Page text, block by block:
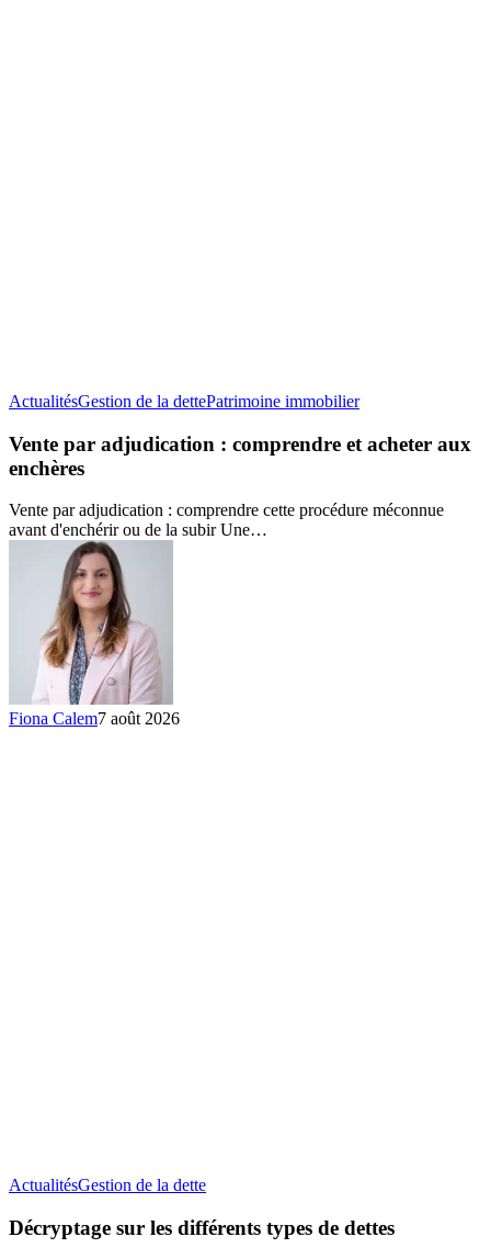
ActualitésGestion de la dettePatrimoine immobilierVente
adjudication
acheter
Vente par adjudication : comprendre et acheter aux
enchères
Vente par adjudication : comprendre cette procédure méconnue
avant d'enchérir ou de la subir Une…
Fiona Calem7 août 2026
ActualitésGestion de la detteDécryptage
les
Décryptage sur les différents types de dettes